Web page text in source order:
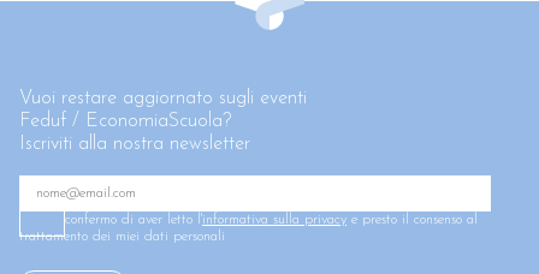
Vuoi restare aggiornato sugli eventi
Feduf / EconomiaScuola?
Iscriviti alla nostra newsletter
confermo di aver letto l'informativa sulla privacy e presto il consenso al
trattamento dei miei dati personali